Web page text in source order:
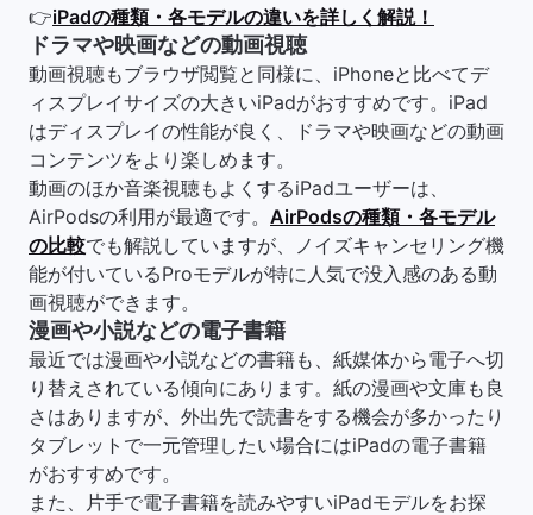
👉iPadの種類・各モデルの違いを詳しく解説！
ドラマや映画などの動画視聴
動画視聴もブラウザ閲覧と同様に、iPhoneと比べてデ
ィスプレイサイズの大きいiPadがおすすめです。iPad
はディスプレイの性能が良く、ドラマや映画などの動画
コンテンツをより楽しめます。
動画のほか音楽視聴もよくするiPadユーザーは、
AirPodsの利用が最適です。 AirPodsの種類・各モデル
の比較でも解説していますが、ノイズキャンセリング機
能が付いているProモデルが特に人気で没入感のある動
画視聴ができます。
漫画や小説などの電子書籍
最近では漫画や小説などの書籍も、紙媒体から電子へ切
り替えされている傾向にあります。紙の漫画や文庫も良
さはありますが、外出先で読書をする機会が多かったり
タブレットで一元管理したい場合にはiPadの電子書籍
がおすすめです。
また、片手で電子書籍を読みやすいiPadモデルをお探